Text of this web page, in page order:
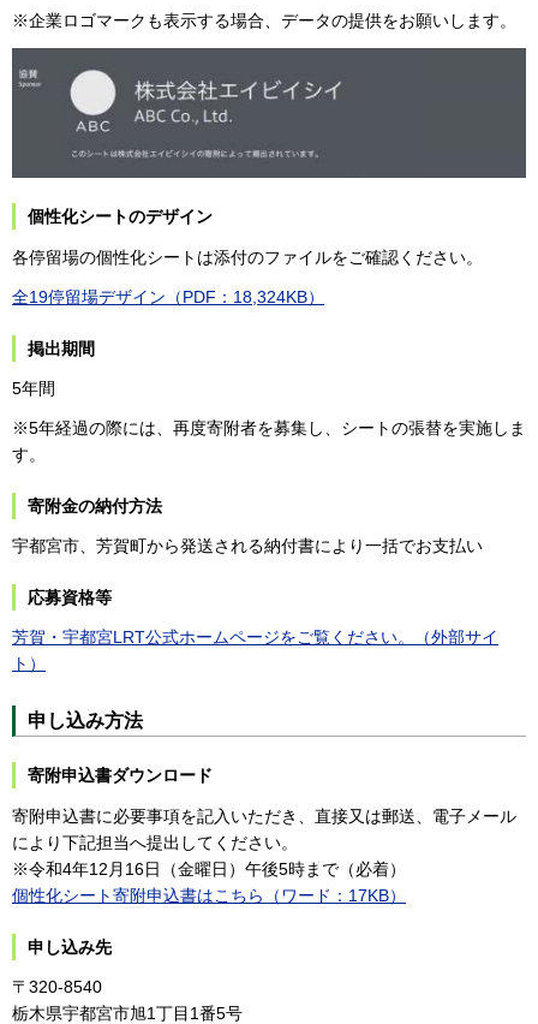
※企業ロゴマークも表示する場合、データの提供をお願いします。
個性化シートのデザイン
各停留場の個性化シートは添付のファイルをご確認ください。
全19停留場デザイン（PDF：18,324KB）
掲出期間
5年間
※5年経過の際には、再度寄附者を募集し、シートの張替を実施しま
す。
寄附金の納付方法
宇都宮市、芳賀町から発送される納付書により一括でお支払い
応募資格等
芳賀・宇都宮LRT公式ホームページをご覧ください。（外部サイ
ト）
申し込み方法
寄附申込書ダウンロード
寄附申込書に必要事項を記入いただき、直接又は郵送、電子メール
により下記担当へ提出してください。
※令和4年12月16日（金曜日）午後5時まで（必着）
個性化シート寄附申込書はこちら（ワード：17KB）
申し込み先
〒320-8540
栃木県宇都宮市旭1丁目1番5号